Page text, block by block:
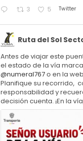
3 5 Twitter
Ruta del Sol
Antes de viajar este
el estado de la vía
@numeral767o en la
Planifique su recorrido,
responsabilidad y
decisión cuenta. ¡En la